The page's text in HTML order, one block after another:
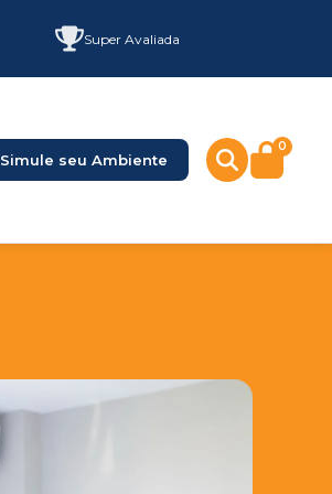
Super Avaliada
Simule seu Ambiente
0